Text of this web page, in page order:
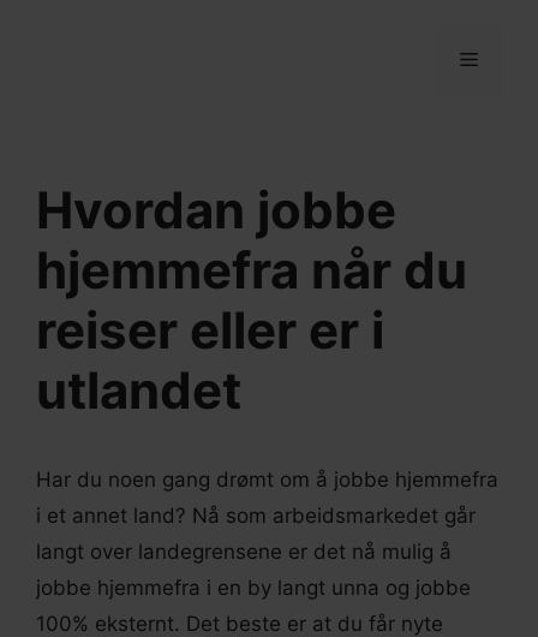
MENY
Hvordan jobbe
hjemmefra når du
reiser eller er i
utlandet
Har du noen gang drømt om å jobbe hjemmefra
i et annet land? Nå som arbeidsmarkedet går
langt over landegrensene er det nå mulig å
jobbe hjemmefra i en by langt unna og jobbe
100% eksternt. Det beste er at du får nyte